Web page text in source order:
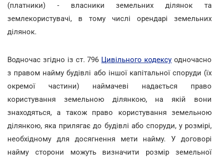
(платники) - власники земельних ділянок та
землекористувачі, в тому числі орендарі земельних
ділянок.
Водночас згідно із ст. 796 Цивільного кодексу одночасно
з правом найму будівлі або іншої капітальної споруди (їх
окремої частини) наймачеві надається право
користування земельною ділянкою, на якій вони
знаходяться, а також право користування земельною
ділянкою, яка прилягає до будівлі або споруди, у розмірі,
необхідному для досягнення мети найму. У договорі
найму сторони можуть визначити розмір земельної